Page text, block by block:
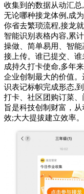
收集到的数据从动汇
无论哪种接龙体例,成
你省去繁琐流程,接龙
智能识别表格内容,累
操做、简单易用、智
接上传。谁已提交、
成持久打卡使命,多年
企业创制最大的价值
识表记标帜完成形态,
打卡、社区团购订菜
旨是科技创制财富，
效;大大提拔建立效率。